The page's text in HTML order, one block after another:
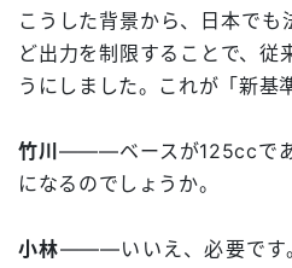
こうした背景から、日本で
ど出力を制限することで、従
うにしました。これが「新基
竹川 ―――ベースが125ccで
になるのでしょうか。
小林―――いいえ、必要です